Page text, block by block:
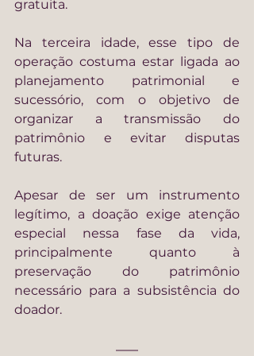
gratuita.
Na terceira idade, esse tipo de
operação costuma estar ligada ao
planejamento patrimonial e
sucessório, com o objetivo de
organizar a transmissão do
patrimônio e evitar disputas
futuras.
Apesar de ser um instrumento
legítimo, a doação exige atenção
especial nessa fase da vida,
principalmente quanto à
preservação do patrimônio
necessário para a subsistência do
doador.